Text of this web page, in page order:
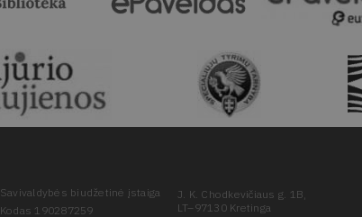
Savivaldybės biudžetinė įstaiga
Kodas 190287259
J. K. Chodkevičiaus g. 1B,
LT–97130 Kretinga